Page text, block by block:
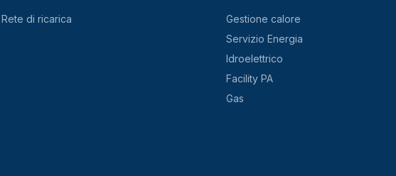
Rete di ricarica
Gestione calore
Servizio Energia
Idroelettrico
Facility PA
Gas